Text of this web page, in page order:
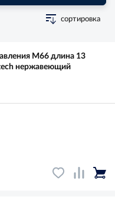
сортировка
M66 длина 13
нержавеющий